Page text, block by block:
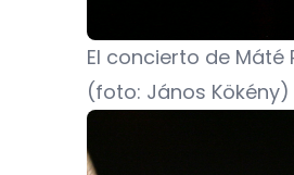
El concierto de Máté
(foto: János Kökény)